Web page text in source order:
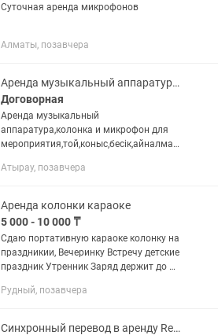
Суточная аренда микрофонов
Алматы, позавчера
Аренда музыкальный аппаратура колонка,микрофон
Договорная
Аренда музыкальный
аппаратура,колонка и микрофон для
мероприятия,той,коныс,бесік,айналмақ,
Атырау, позавчера
Аренда колонки караоке
5 000 - 10 000 ₸
Сдаю портативную караоке колонку на
праздникии, Вечеринку Встречу детские
праздник Утренник Заряд держит до 10
Сочный бас Не сравнивать с
Рудный, позавчера
Синхронный перевод в аренду RentallKz